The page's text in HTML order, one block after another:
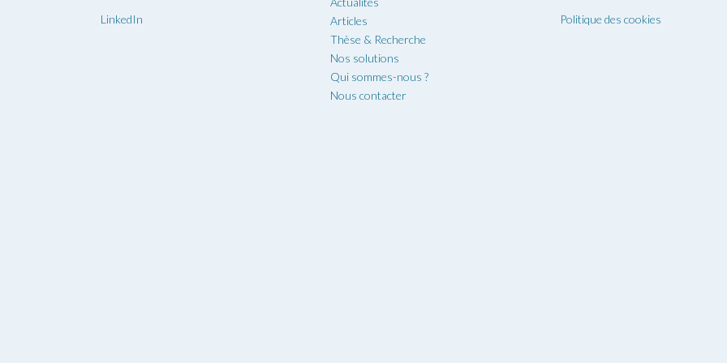
LinkedIn
Articles
Thèse & Recherche
Nos solutions
Qui sommes-nous ?
Nous contacter
Politique des cookies